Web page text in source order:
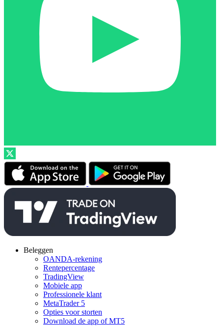
Beleggen
OANDA-rekening
Rentepercentage
TradingView
Mobiele app
Professionele klant
MetaTrader 5
Opties voor storten
Download de app of MT5